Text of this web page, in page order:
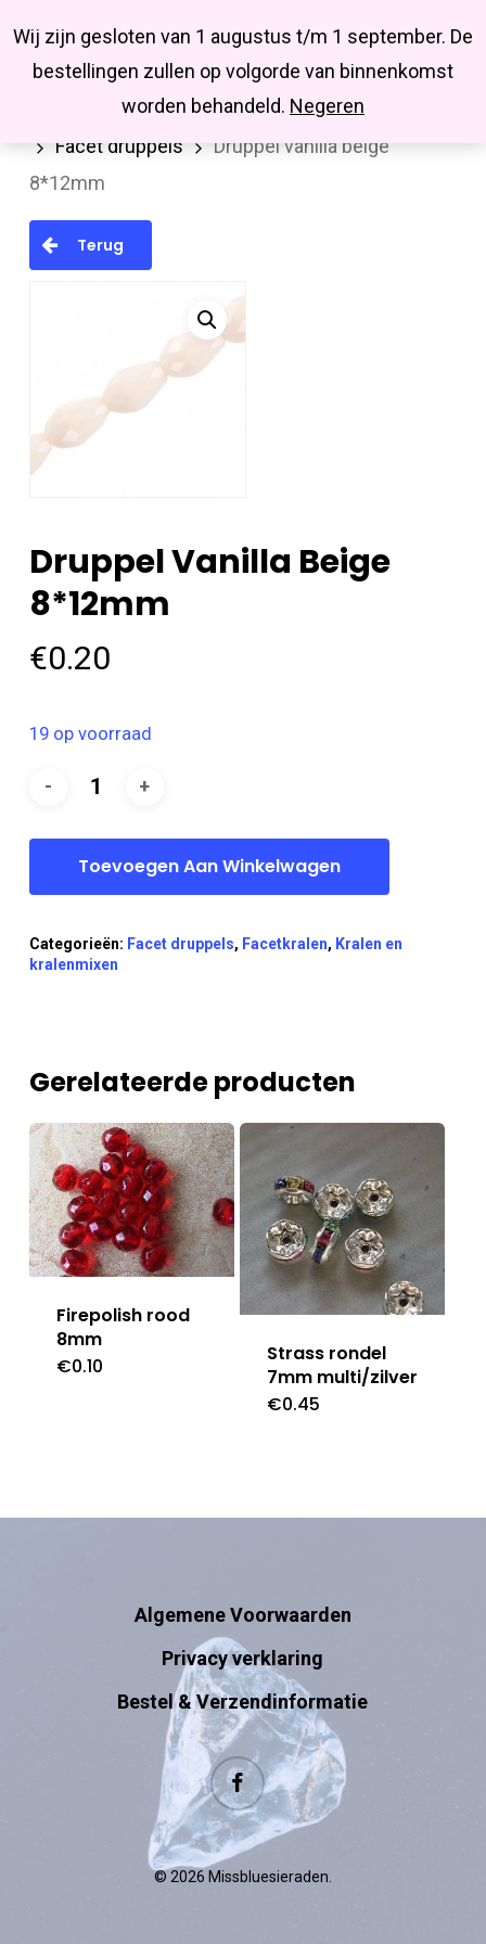
Wij zijn gesloten van 1 augustus t/m 1 september. De
bestellingen zullen op volgorde van binnenkomst
worden behandeld. Negeren
main
Missbluesieraden
searchaccount
Kralen en kralenmixen
Facetkralen
Facet druppels
Druppel vanilla beige
8*12mm
Terug
Druppel Vanilla Beige
8*12mm
€0.20
19 op voorraad
Toevoegen Aan Winkelwagen
Categorieën: Facet druppels, Facetkralen, Kralen en
kralenmixen
Gerelateerde producten
Firepolish rood
8mm
€0.10
Strass rondel
7mm multi/zilver
€0.45
Algemene Voorwaarden
Privacy verklaring
Bestel & Verzendinformatie
facebook
© 2026 Missbluesieraden.
Close